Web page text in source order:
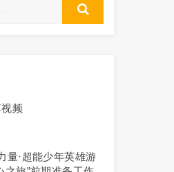
频
量·超能少年英雄游